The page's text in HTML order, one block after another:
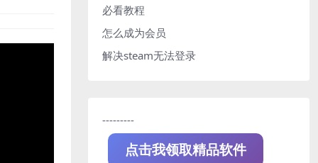
必看教程
怎么成为会员
解决steam无法登录
---------
点击我领取精品软件